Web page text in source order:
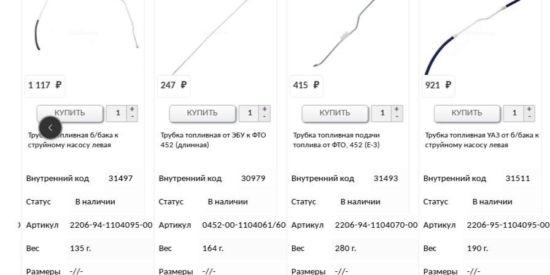
00
Трубка топливная от ЭБУ к ФТО
452 (длинная)
247 ₽
Внутренний код 30979
Статус В наличии
Артикул 0452-00-1104061/60-11
Вес 164 г.
Размеры -//-
КУПИТЬ
Трубка топливная подачи
топлива от ФТО, 452 (Е-3)
415 ₽
Внутренний код 31493
Статус В наличии
Артикул 2206-94-1104070-00
Вес 280 г.
Размеры -//-
КУПИТЬ
Трубка топливная УАЗ от б/бака к
струйному насосу левая
921 ₽
Внутренний код 31511
Статус В наличии
Артикул 2206-95-1104095-00
Вес 190 г.
Размеры -//-
КУПИТЬ
Соединитель топливопровода
3163 Патриот (угловой)
Внутренний код 23018
Статус Нет в наличии
Артикул 3163-10-1104410-00
Вес 6 (гр)
Габариты 5х4х3,5(см)